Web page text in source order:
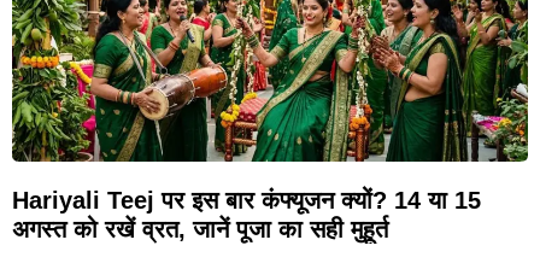
Hariyali Teej पर इस बार कंफ्यूजन क्यों? 14 या 15
अगस्त को रखें व्रत, जानें पूजा का सही मुहूर्त